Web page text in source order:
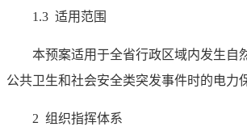
1.3 适用范围
本预案适用于全省行政区域内发生自
公共卫生和社会安全类突发事件时的电力
2 组织指挥体系